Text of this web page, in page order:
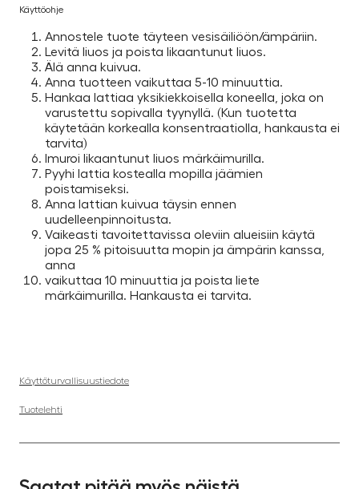
Käyttöohje
Annostele tuote täyteen vesisäiliöön/ämpäriin.
Levitä liuos ja poista likaantunut liuos.
Älä anna kuivua.
Anna tuotteen vaikuttaa 5-10 minuuttia.
Hankaa lattiaa yksikiekkoisella koneella, joka on
varustettu sopivalla tyynyllä. (Kun tuotetta
käytetään korkealla konsentraatiolla, hankausta ei
tarvita)
Imuroi likaantunut liuos märkäimurilla.
Pyyhi lattia kostealla mopilla jäämien
poistamiseksi.
Anna lattian kuivua täysin ennen
uudelleenpinnoitusta.
Vaikeasti tavoitettavissa oleviin alueisiin käytä
jopa 25 % pitoisuutta mopin ja ämpärin kanssa,
anna
vaikuttaa 10 minuuttia ja poista liete
märkäimurilla. Hankausta ei tarvita.
Käyttöturvallisuustiedote
Tuotelehti